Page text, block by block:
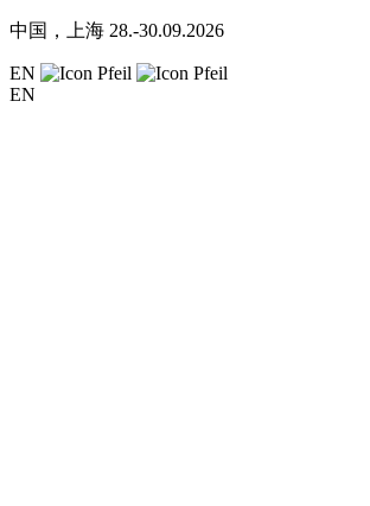
中国，上海 28.-30.09.2026
EN
EN